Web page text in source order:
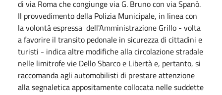
di via Roma che congiunge via G. Bruno con via Spanò.
Il provvedimento della Polizia Municipale, in linea con
la volontà espressa dell'Amministrazione Grillo - volta
a favorire il transito pedonale in sicurezza di cittadini e
turisti - indica altre modifiche alla circolazione stradale
nelle limitrofe vie Dello Sbarco e Libertà e, pertanto, si
raccomanda agli automobilisti di prestare attenzione
alla segnaletica appositamente collocata nelle suddette